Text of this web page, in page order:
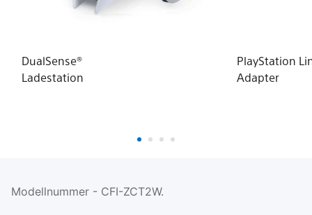
DualSense®
Ladestation
PlayStation
Adapter
Modellnummer - CFI-ZCT2W.